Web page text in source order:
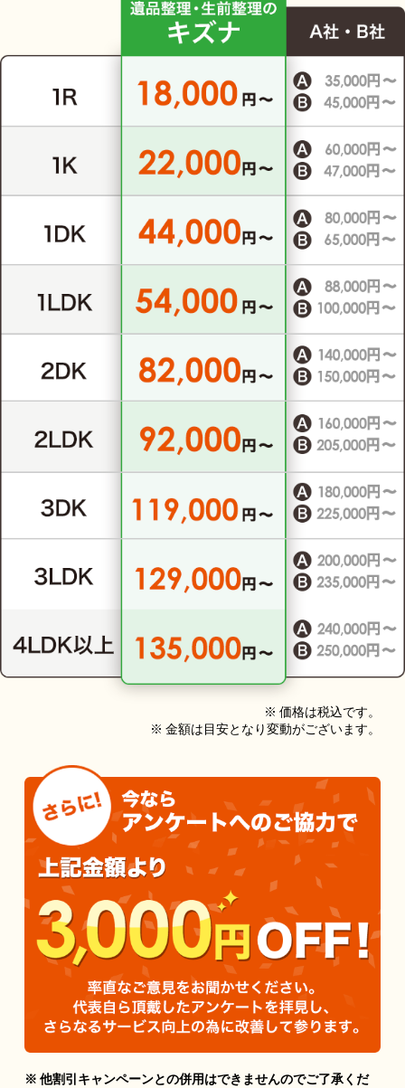
※ 価格は税込です。
※ 金額は目安となり変動がございます。
※ 他割引キャンペーンとの併用はできませんのでご了承くだ